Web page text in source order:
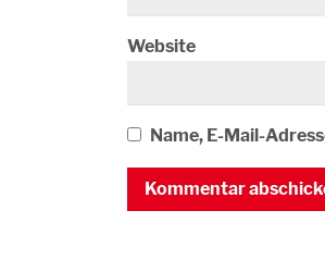
Website
Name, E-Mail-